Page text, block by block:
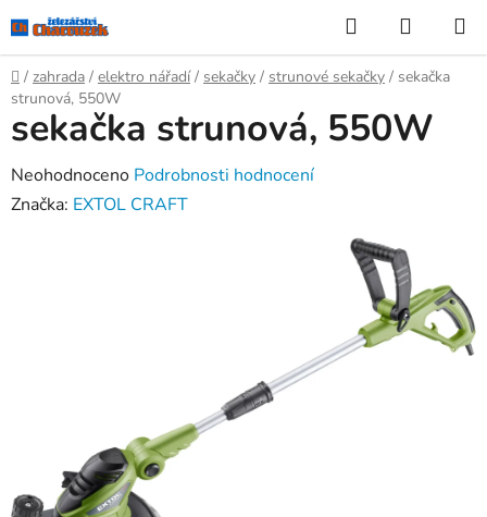
na
obsah
Hledat
KOŠÍK
Domů
/ zahrada / elektro nářadí / sekačky / strunové sekačky / sekačka
strunová, 550W
sekačka strunová, 550W
Průměrné
hodnocení
Neohodnoceno Podrobnosti hodnocení
Značka: EXTOL CRAFT